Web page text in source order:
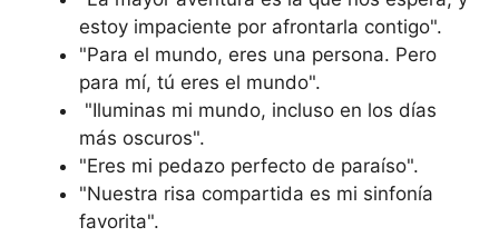
estoy impaciente por afrontarla contigo".
"Para el mundo, eres una persona. Pero
para mí, tú eres el mundo".
"Iluminas mi mundo, incluso en los días
más oscuros".
"Eres mi pedazo perfecto de paraíso".
"Nuestra risa compartida es mi sinfonía
favorita".